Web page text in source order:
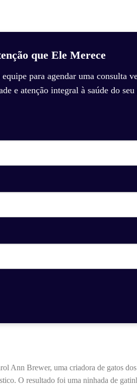
que Ele Merece
para agendar uma consulta
e atenção integral à saúde do
Ann Brewer, uma criadora de gatos
O resultado foi uma ninhada de